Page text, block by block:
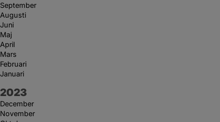
September
Augusti
Juni
Maj
April
Mars
Februari
Januari
År:
2023
December
November